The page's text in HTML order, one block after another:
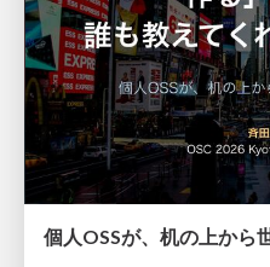
個人OSSが、机の上から